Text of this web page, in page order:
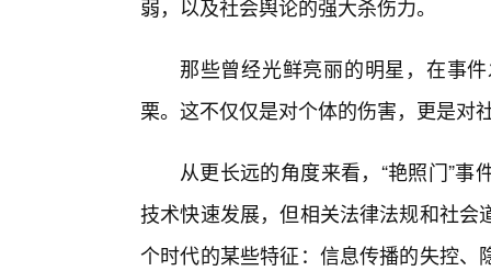
弱，以及社会舆论的强大杀伤力。
那些曾经光鲜亮丽的明星，在事
栗。这不仅仅是对个体的伤害，更是对
从更长远的角度来看，“艳照门”
技术快速发展，但相关法律法规和社
个时代的某些特征：信息传播的失控